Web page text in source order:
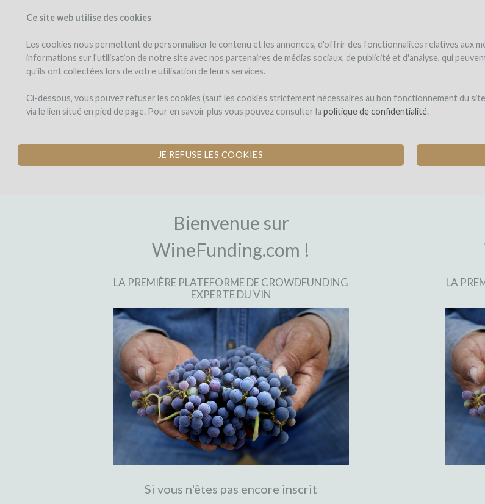
Ce site web utilise des cookies
Les cookies nous permettent de personnaliser le contenu et les annonces, d'offrir des fonctionnalités relatives aux
informations sur l'utilisation de notre site avec nos partenaires de médias sociaux, de publicité et d'analyse, qui
qu'ils ont collectées lors de votre utilisation de leurs services.
Ci-dessous, vous pouvez refuser les cookies (sauf les cookies strictement nécessaires au bon fonctionnement du
via le lien situé en pied de page. Pour en savoir plus vous pouvez consulter la politique de confidentialité.
JE REFUSE LES COOKIES
Bienvenue sur
WineFunding.com !
LA PREMIÈRE PLATEFORME DE CROWDFUNDING
EXPERTE DU VIN
Si vous n'êtes pas encore inscrit
LA